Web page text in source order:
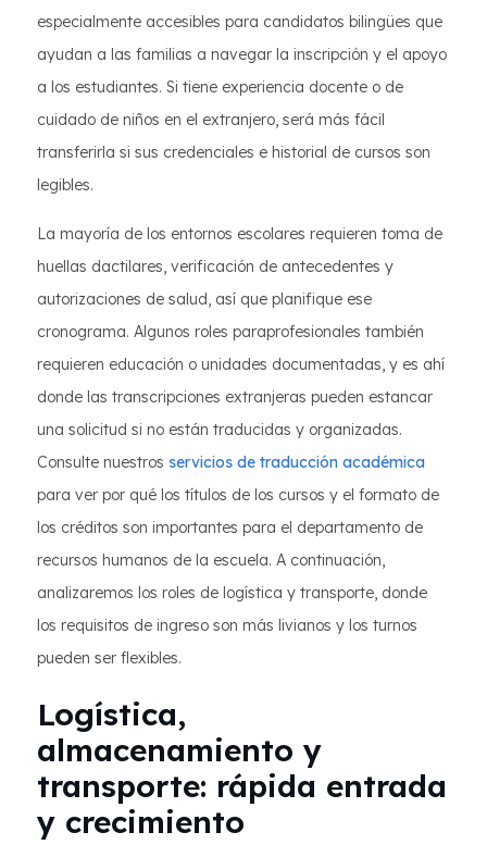
especialmente accesibles para candidatos bilingües que
ayudan a las familias a navegar la inscripción y el apoyo
a los estudiantes. Si tiene experiencia docente o de
cuidado de niños en el extranjero, será más fácil
transferirla si sus credenciales e historial de cursos son
legibles.
La mayoría de los entornos escolares requieren toma de
huellas dactilares, verificación de antecedentes y
autorizaciones de salud, así que planifique ese
cronograma. Algunos roles paraprofesionales también
requieren educación o unidades documentadas, y es ahí
donde las transcripciones extranjeras pueden estancar
una solicitud si no están traducidas y organizadas.
Consulte nuestros servicios de traducción académica
para ver por qué los títulos de los cursos y el formato de
los créditos son importantes para el departamento de
recursos humanos de la escuela. A continuación,
analizaremos los roles de logística y transporte, donde
los requisitos de ingreso son más livianos y los turnos
pueden ser flexibles.
Logística,
almacenamiento y
transporte: rápida entrada
y crecimiento